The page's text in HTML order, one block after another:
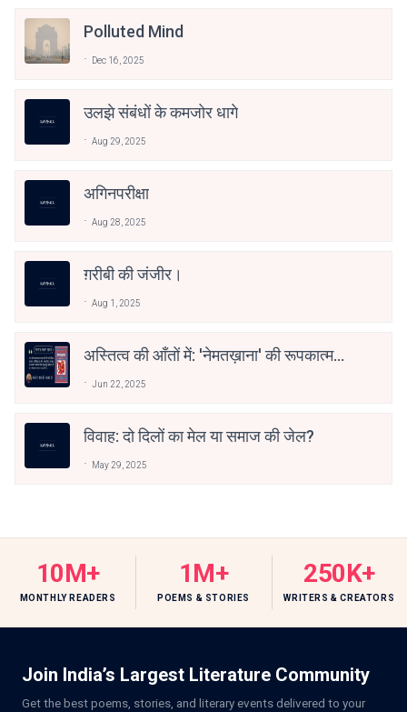
Polluted Mind
Dec 16, 2025
उलझे संबंधों के कमजोर धागे
Aug 29, 2025
अगिनपरीक्षा
Aug 28, 2025
ग़रीबी की जंजीर।
Aug 1, 2025
अस्तित्व की आँतों में: 'नेमतख़ाना' की रूपकात्मक
Jun 22, 2025
विवाह: दो दिलों का मेल या समाज की जेल?
May 29, 2025
10M+
MONTHLY READERS
1M+
POEMS & STORIES
250K+
WRITERS & CREATORS
Join India’s Largest Literature Community
Get the best poems, stories, and literary events delivered to your